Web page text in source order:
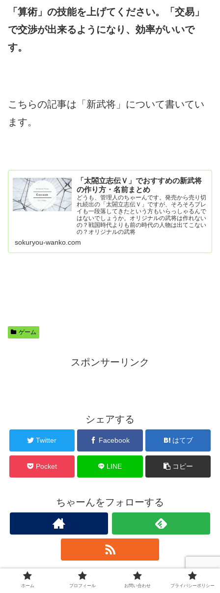
「算術」の技能を上げてください。「交易」
で交渉が出来るようになり、効率がいいで
す。
こちらの記事は「新武将」について書いてい
ます。
「太閤立志伝Ｖ」でおすすめの新武将
の作り方・名前まとめ
どうも、管理人のちゃーんです。発売から売り切
れ続出の「太閤立志伝Ｖ」ですが、そろそろプレ
イも一段落してきたという方もいらっしゃるんで
はないでしょうか。オリジナルの武将は作れない
の？戦国時代よりも前の時代の人物は出てこない
の？オリジナルの武将
sokuryou-wanko.com
ゲーム
スポンサーリンク
シェアする
Twitter Facebook はてブ
Pocket LINE コピー
ちゃーんをフォローする
ちゃーん
ホーム プロフィール お問い合わせ プライバシーポリシー